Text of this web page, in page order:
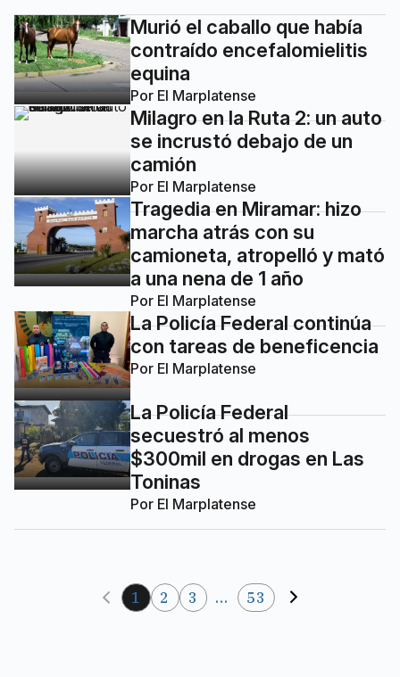
Murió el caballo que había
contraído encefalomielitis
equina
Por El Marplatense
Milagro en la Ruta 2: un auto
se incrustó debajo de un
camión
Por El Marplatense
Tragedia en Miramar: hizo
marcha atrás con su
camioneta, atropelló y mató
a una nena de 1 año
Por El Marplatense
La Policía Federal continúa
con tareas de beneficencia
Por El Marplatense
La Policía Federal
secuestró al menos
$300mil en drogas en Las
Toninas
Por El Marplatense
1 2 3 ... 53